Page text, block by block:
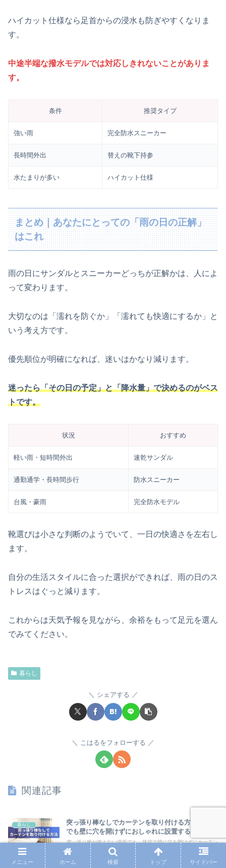
ハイカット仕様なら足首からの浸水も防ぎやすくなりま
す。
中途半端な撥水モデルでは対応しきれないことがありま
す。
条件 推奨タイプ
強い雨 完全防水スニーカー
長時間外出 替えの靴下持参
水たまりが多い ハイカット仕様
まとめ｜あなたにとっての「雨の日の正解」
はこれ
雨の日にサンダルとスニーカーどっちが正解かは、人によ
って変わります。
大切なのは「濡れを防ぐか」「濡れても快適にするか」と
いう考え方です。
優先順位が明確になれば、迷いはかなり減ります。
迷ったら「その日の予定」と「降水量」で決めるのがベス
トです。
状況 おすすめ
軽い雨・短時間外出 速乾サンダル
通勤通学・長時間歩行 防水スニーカー
台風・豪雨 完全防水モデル
靴選びは小さな判断のようでいて、一日の快適さを左右し
ます。
自分の生活スタイルに合った選択ができれば、雨の日のス
トレスはぐっと減ります。
これからは天気予報を見ながら、余裕をもって足元を選ん
でみてください。
暮らし
シェアする
こはるをフォローする
関連記事
暮らし
突っ張り棒なしでカーテンを取り付ける方法｜賃貸
でも壁に穴を開けずにおしゃれに設置するコツ
突っ張り棒が使えない場所でも、賃貸で壁に穴を開けずにカーテン
を設置する方法を解説。粘着式フック・マグネット式レール・カー
テンワイヤーの使い方、100均DIYアイデア、失敗しない耐荷重と
貼り方のコツ、素材と色選びまでまとめました。
メニュー ホーム 検索 トップ サイドバー